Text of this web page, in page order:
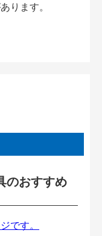
ります。
のおすすめ